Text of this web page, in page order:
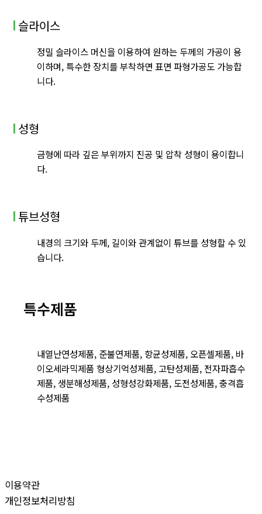
슬라이스
정밀 슬라이스 머신을 이용하여 원하는 두께의 가공이 용
이하며, 특수한 장치를 부착하면 표면 파형가공도 가능합
니다.
성형
금형에 따라 깊은 부위까지 진공 및 압착 성형이 용이합니
다.
튜브성형
내경의 크기와 두께, 길이와 관계없이 튜브를 성형할 수 있
습니다.
특수제품
내열난연성제품, 준불연제품, 항균성제품, 오픈셀제품, 바
이오세라믹제품 형상기억성제품, 고탄성제품, 전자파흡수
제품, 생분해성제품, 성형성강화제품, 도전성제품, 충격흡
수성제품
이용약관
개인정보처리방침